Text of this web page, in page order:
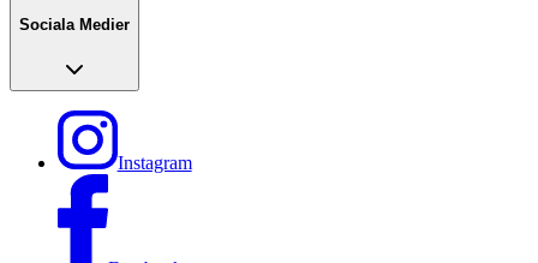
Sociala Medier
Instagram